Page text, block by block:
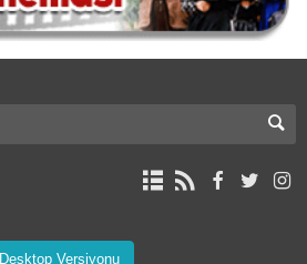
Desktop Versiyonu